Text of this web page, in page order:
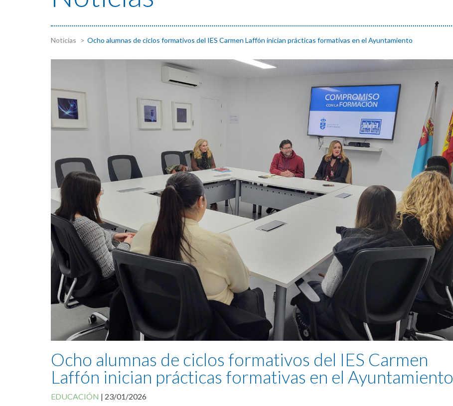
Noticias Ocho alumnas de ciclos formativos del IES Carmen Laffón inician prácticas formativas en el Ayuntamiento
Ocho alumnas de ciclos formativos del IES Carmen
Laffón inician prácticas formativas en el Ayuntamiento
EDUCACIÓN | 23/01/2026